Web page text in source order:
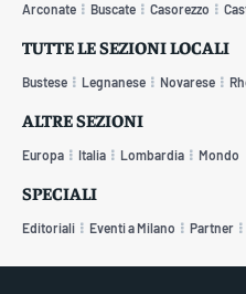
Arconate Buscate Casorezzo
TUTTE LE SEZIONI LOCALI
Bustese Legnanese Novarese
ALTRE SEZIONI
Europa Italia Lombardia Mondo
SPECIALI
Editoriali Eventi a Milano Partner